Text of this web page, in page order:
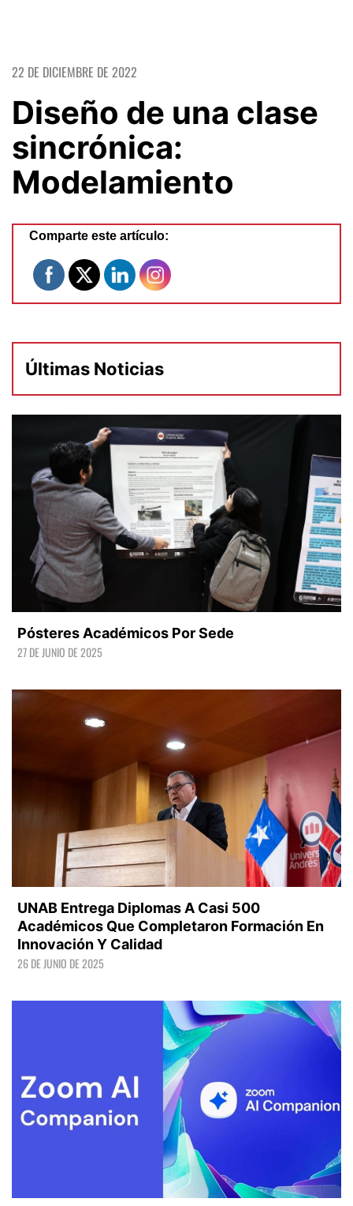
22 DE DICIEMBRE DE 2022
Diseño de una clase
sincrónica:
Modelamiento
Comparte este artículo:
Últimas Noticias
Pósteres Académicos Por Sede
27 DE JUNIO DE 2025
UNAB Entrega Diplomas A Casi 500
Académicos Que Completaron Formación En
Innovación Y Calidad
26 DE JUNIO DE 2025